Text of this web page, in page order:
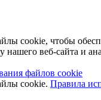
cookie, чтобы
нашего веб-сайта и
файлов cookie
cookie. Правила